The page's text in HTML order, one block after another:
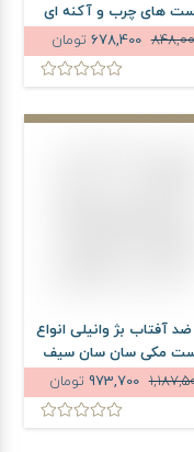
های چرب و آکنه ای
سان سیف SPF50 حجم 50
میلی لیتر
678,400 تومان
آفتاب بژ وانیلی انواع
مکی سان سان سیف
SPF50 شماره N15 حجم 40
میلی لیتر
973,700 تومان